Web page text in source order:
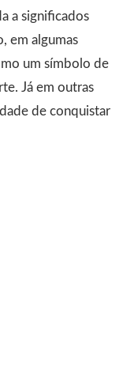
a significados
em algumas
um símbolo de
Já em outras
de conquistar